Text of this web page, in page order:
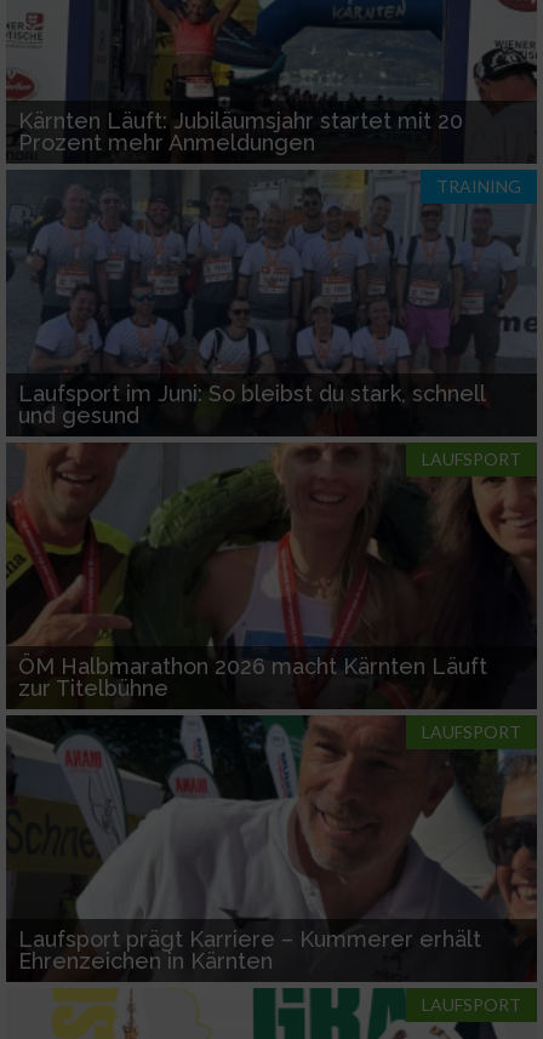
Kärnten Läuft: Jubiläumsjahr startet mit 20
Prozent mehr Anmeldungen
TRAINING
Laufsport im Juni: So bleibst du stark, schnell
und gesund
LAUFSPORT
ÖM Halbmarathon 2026 macht Kärnten Läuft
zur Titelbühne
LAUFSPORT
Laufsport prägt Karriere – Kummerer erhält
Ehrenzeichen in Kärnten
LAUFSPORT